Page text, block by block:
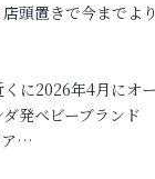
頭置きで今までよ
に2026年4月にオ
発ベビーブランド
ア…